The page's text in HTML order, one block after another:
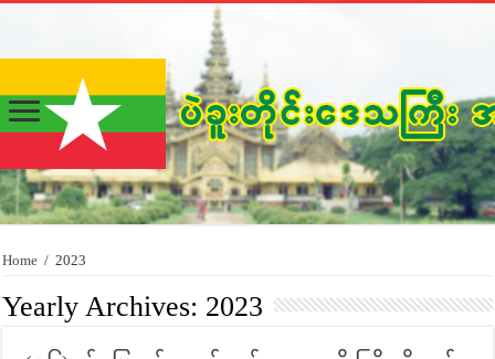
Home / 2023
Yearly Archives: 2023